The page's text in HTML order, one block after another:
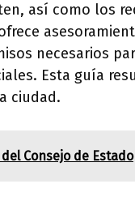
así como los
necesarios
Esta guía
ciudad.
Consejo de Estado